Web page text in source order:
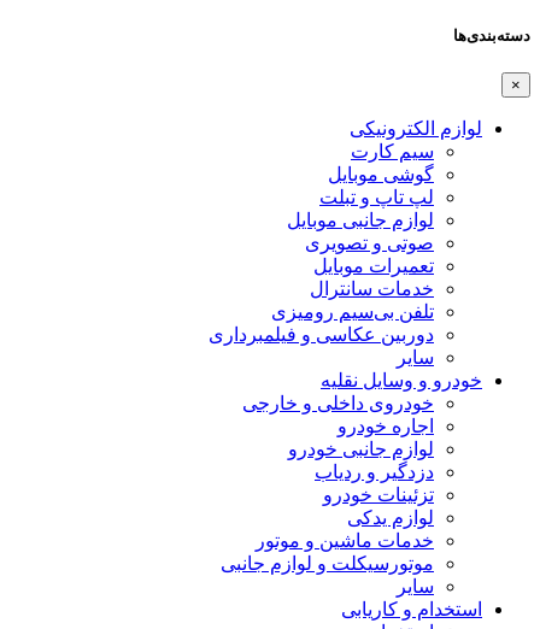
دسته‌بندی‌ها
×
لوازم الکترونیکی
سیم کارت
گوشی موبایل
لپ تاپ و تبلت
لوازم جانبی موبایل
صوتی و تصویری
تعمیرات موبایل
خدمات سانترال
تلفن بی‌سیم رومیزی
دوربین عکاسی و فیلمبرداری
سایر
خودرو و وسایل نقلیه
خودروی داخلی و خارجی
اجاره خودرو
لوازم جانبی خودرو
دزدگیر و ردیاب
تزئینات خودرو
لوازم یدکی
خدمات ماشین و موتور
موتورسیکلت و لوازم جانبی
سایر
استخدام و کاریابی